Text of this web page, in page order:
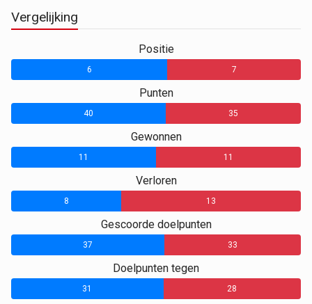
Vergelijking
Positie
6 7
Punten
40 35
Gewonnen
11 11
Verloren
8 13
Gescoorde doelpunten
37 33
Doelpunten tegen
31 28